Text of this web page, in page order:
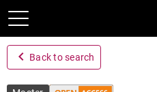
navigate_before Back to search